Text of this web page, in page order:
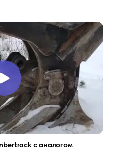
с аналогом